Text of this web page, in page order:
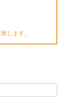
します。